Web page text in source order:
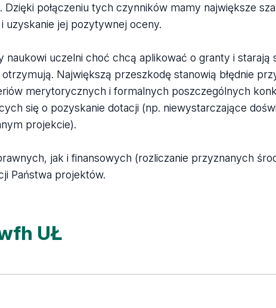
połączeniu tych czynników mamy największe
uzyskanie jej pozytywnej oceny.
uczelni choć chcą aplikować o granty i starają
Największą przeszkodę stanowią błędnie
merytorycznych i formalnych poszczególnych
się o pozyskanie dotacji (np. niewystarczające
projekcie).
jak i finansowych (rozliczanie przyznanych
Państwa projektów.
UŁ